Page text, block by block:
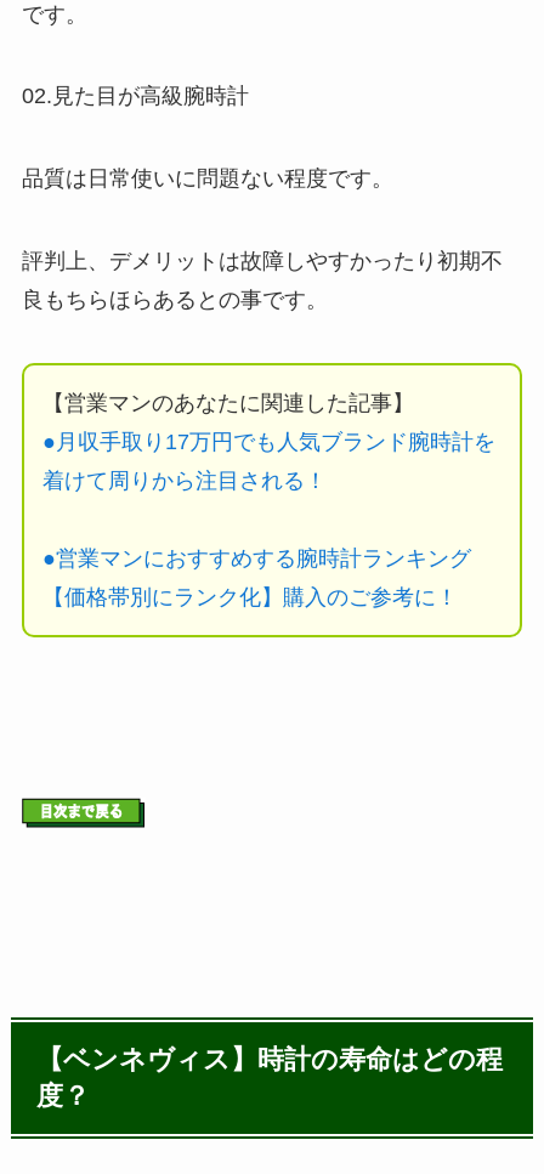
です。
02.見た目が高級腕時計
品質は日常使いに問題ない程度です。
評判上、デメリットは故障しやすかったり初期不
良もちらほらあるとの事です。
【営業マンのあなたに関連した記事】
●月収手取り17万円でも人気ブランド腕時計を
着けて周りから注目される！
●営業マンにおすすめする腕時計ランキング
【価格帯別にランク化】購入のご参考に！
【ベンネヴィス】時計の寿命はどの程
度？